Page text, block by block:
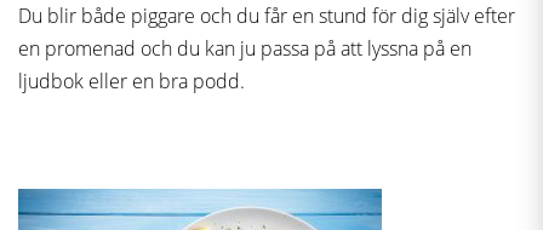
Du blir både piggare och du får en stund för dig själv efter
en promenad och du kan ju passa på att lyssna på en
ljudbok eller en bra podd.